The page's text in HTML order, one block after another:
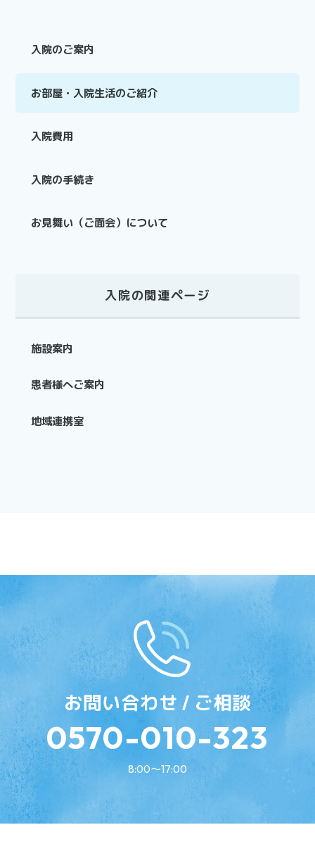
入院のご案内
お部屋・入院生活のご紹介
入院費用
入院の手続き
お見舞い（ご面会）について
入院の関連ページ
施設案内
患者様へご案内
地域連携室
お問い合わせ / ご相談
0570-010-323
8:00〜17:00